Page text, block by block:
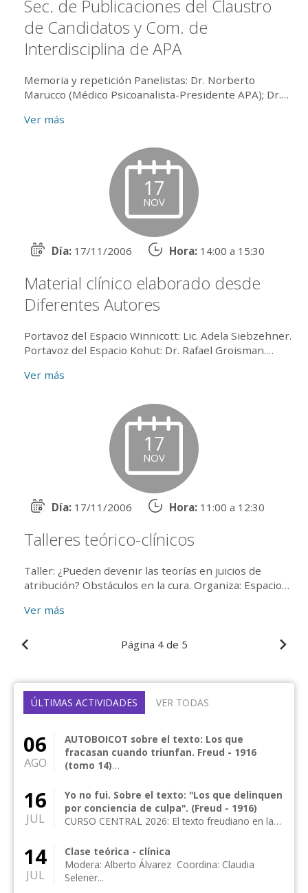
Sec. de Publicaciones del Claustro
de Candidatos y Com. de
Interdisciplina de APA
Memoria y repetición Panelistas: Dr. Norberto
Marucco (Médico Psicoanalista-Presidente APA); Dr.
UBA-Investigador...
Ver más
17
NOV
Día: 17/11/2006 Hora: 14:00 a 15:30
Material clínico elaborado desde
Diferentes Autores
Portavoz del Espacio Winnicott: Lic. Adela Siebzehner.
Portavoz del Espacio Kohut: Dr. Rafael Groisman.
Coordin...
Ver más
17
NOV
Día: 17/11/2006 Hora: 11:00 a 12:30
Talleres teórico-clínicos
Taller: ¿Pueden devenir las teorías en juicios de
atribución? Obstáculos en la cura. Organiza: Espacio
sociedadTalle...
Ver más
Página 4 de 5
ÚLTIMAS ACTIVIDADES VER TODAS
06
AGO
AUTOBOICOT sobre el texto: Los que
fracasan cuando triunfan. Freud - 1916
(tomo 14)
clínica actual Curso central anual de frecuencia
me...
16
JUL
Yo no fui. Sobre el texto: "Los que delinquen
por conciencia de culpa". (Freud - 1916)
CURSO CENTRAL 2026: El texto freudiano en la
me...
14
JUL
Clase teórica - clínica
Modera: Alberto Álvarez Coordina: Claudia
Selener...